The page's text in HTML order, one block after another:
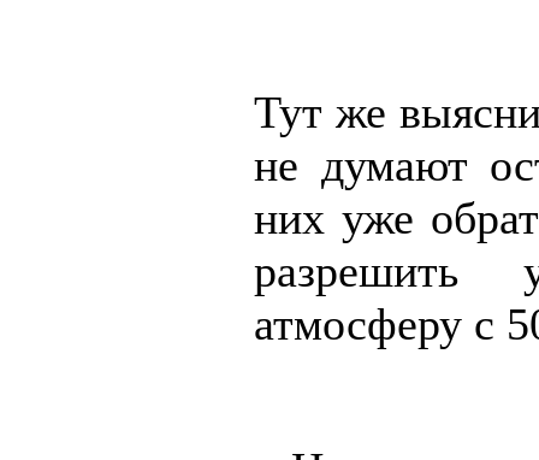
Тут же
не думают
них уже
разрешить
атмосферу с